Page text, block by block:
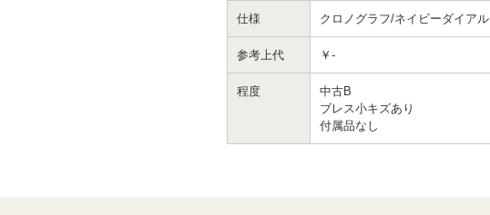
仕様 クロノグラフ/ネイビーダイアル
参考上代 ￥-
程度
中古B
ブレス小キズあり
付属品なし